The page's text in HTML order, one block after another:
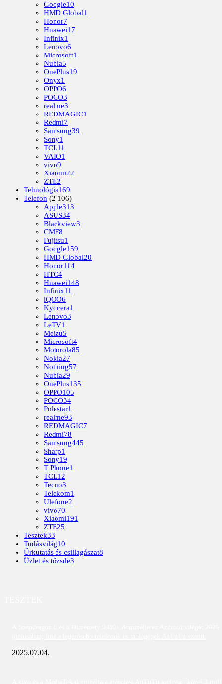
Google10
HMD Global1
Honor7
Huawei17
Infinix1
Lenovo6
Microsoft1
Nubia5
OnePlus19
Onyx1
OPPO6
POCO3
realme3
REDMAGIC1
Redmi7
Samsung39
Sony1
TCL11
VAIO1
vivo9
Xiaomi22
ZTE2
Tehnológia169
Telefon (2 106)
Apple313
ASUS34
Blackview3
CMF8
Fujitsu1
Google159
HMD Global20
Honor114
HTC4
Huawei148
Infinix11
iQOO6
Kyocera1
Lenovo3
LeTV1
Meizu5
Microsoft4
Motorola85
Nokia27
Nothing57
Nubia29
OnePlus135
OPPO105
POCO34
Polestar1
realme93
REDMAGIC7
Redmi78
Samsung445
Sharp1
Sony19
T Phone1
TCL12
Tecno3
Telekom1
Ulefone2
vivo70
Xiaomi191
ZTE25
Tesztek33
Tudásvilág10
Űrkutatás és csillagászat8
Üzlet és tőzsde3
2025.07.04.